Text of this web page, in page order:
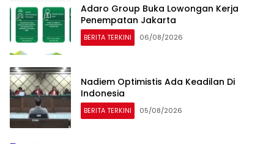
Adaro Group Buka Lowongan Kerja
Penempatan Jakarta
BERITA TERKINI 06/08/2026
Nadiem Optimistis Ada Keadilan Di
Indonesia
BERITA TERKINI 05/08/2026